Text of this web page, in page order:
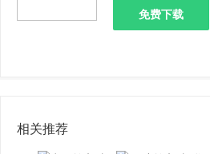
免费下载
相关推荐